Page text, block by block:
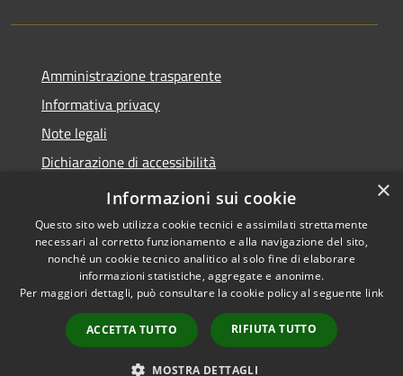
Amministrazione trasparente
Informativa privacy
Note legali
Dichiarazione di accessibilità
Statistiche Web
Accessibilità
Copyright © 2026 • Comune di
Calenzano • Powered by
Municipium•
Accesso
redazione
×
Informazioni sui cookie
Questo sito web utilizza cookie tecnici e assimilati strettamente
necessari al corretto funzionamento e alla navigazione del sito,
nonché un cookie tecnico analitico al solo fine di elaborare
informazioni statistiche, aggregate e anonime.
Per maggiori dettagli, può consultare la cookie policy al seguente link
ACCETTA TUTTO RIFIUTA TUTTO
MOSTRA DETTAGLI